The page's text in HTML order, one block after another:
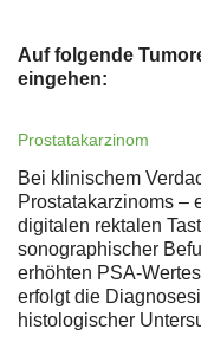
Auf folgende
eingehen:
Prostatakarzinom
Bei klinischem
Prostatakarzinoms –
digitalen rektalen
sonographischer
erhöhten PSA-
erfolgt die
histologischer